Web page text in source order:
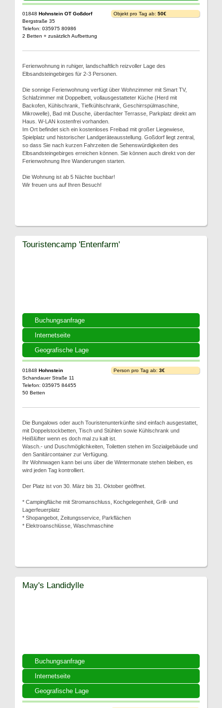
01848 Hohnstein OT Goßdorf
Bergstraße 35
Telefon: 035975 80986
2 Betten + zusätzlich Aufbettung
Objekt pro Tag ab: 50€
Ferienwohnung in ruhiger, landschaftlich reizvoller Lage des
Elbsandsteingebirges für 2-3 Personen.
Die sonnige Ferienwohnung verfügt über Wohnzimmer mit Smart TV,
Schlafzimmer mit Doppelbett, vollausgestatteter Küche (Herd mit
Backofen, Kühlschrank, Tiefkühlschrank, Geschirrspülmaschine,
Mikrowelle), Bad mit Dusche, überdachter Terrasse, Parkplatz direkt am
Haus. W-LAN kostenfrei vorhanden.
Im Ort befindet sich ein kostenloses Freibad mit großer Liegewiese,
Spielplatz und historischer Landgeräteausstellung. Goßdorf liegt zentral,
so dass Sie nach kurzen Fahrzeiten die Sehenswürdigkeiten des
Elbsandsteingebirges erreichen können. Sie können auch direkt von der
Ferienwohnung Ihre Wanderungen starten.
Die Wohnung ist ab 5 Nächte buchbar!
Wir freuen uns auf Ihren Besuch!
Buchungsanfrage
Internetseite
Geografische Lage
Touristencamp 'Entenfarm'
01848 Hohnstein
Schandauer Straße 11
Telefon: 035975 84455
50 Betten
Person pro Tag ab: 3€
Die Bungalows oder auch Touristenunterkünfte sind einfach ausgestattet,
mit Doppelstockbetten, Tisch und Stühlen sowie Kühlschrank und
Heißlüfter wenn es doch mal zu kalt ist.
Wasch.- und Duschmöglichkeiten, Toiletten stehen im Sozialgebäude und
den Sanitärcontainer zur Verfügung.
Ihr Wohnwagen kann bei uns über die Wintermonate stehen bleiben, es
wird jeden Tag kontrolliert.
Der Platz ist von 30. März bis 31. Oktober geöffnet.
* Campingfläche mit Stromanschluss, Kochgelegenheit, Grill- und
Lagerfeuerplatz
* Shopangebot, Zeitungsservice, Parkflächen
* Elektroanschlüsse, Waschmaschine
Buchungsanfrage
Internetseite
Geografische Lage
May's Landidylle